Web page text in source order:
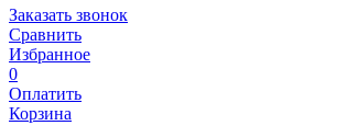
Заказать звонок
Сравнить
Избранное
0
Оплатить
Корзина